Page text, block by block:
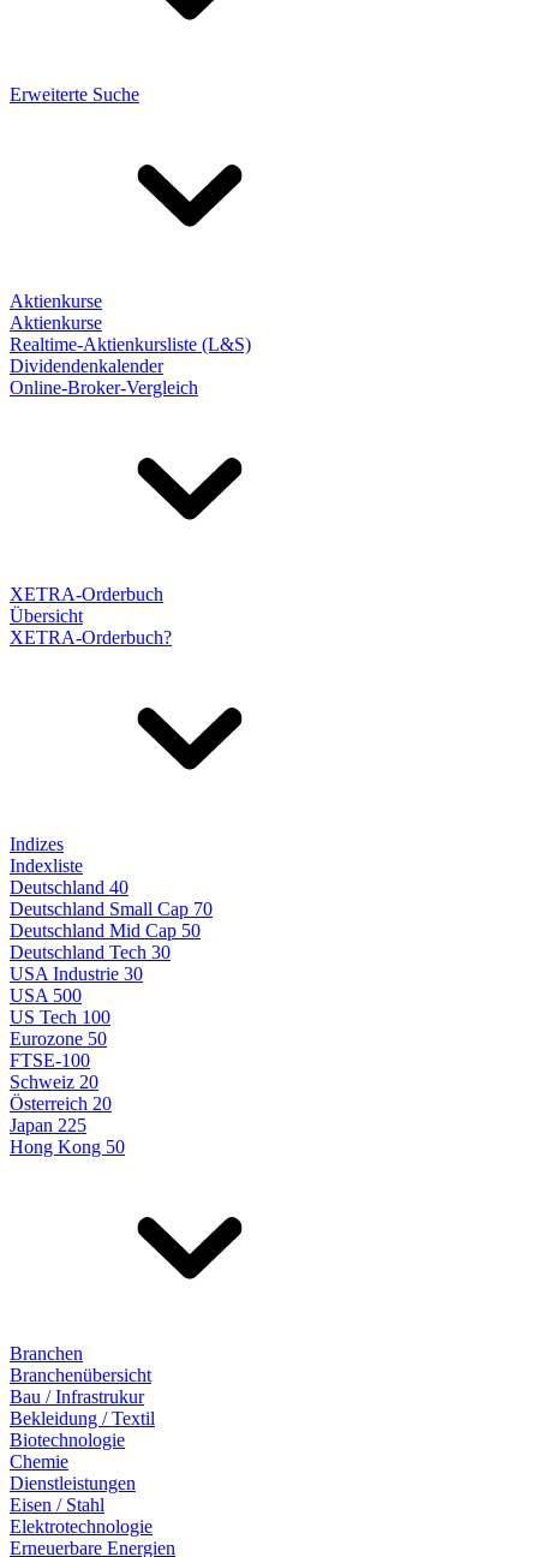
Erweiterte Suche
Aktienkurse
Aktienkurse
Realtime-Aktienkursliste (L&S)
Dividendenkalender
Online-Broker-Vergleich
XETRA-Orderbuch
Übersicht
XETRA-Orderbuch?
Indizes
Indexliste
Deutschland 40
Deutschland Small Cap 70
Deutschland Mid Cap 50
Deutschland Tech 30
USA Industrie 30
USA 500
US Tech 100
Eurozone 50
FTSE-100
Schweiz 20
Österreich 20
Japan 225
Hong Kong 50
Branchen
Branchenübersicht
Bau / Infrastrukur
Bekleidung / Textil
Biotechnologie
Chemie
Dienstleistungen
Eisen / Stahl
Elektrotechnologie
Erneuerbare Energien